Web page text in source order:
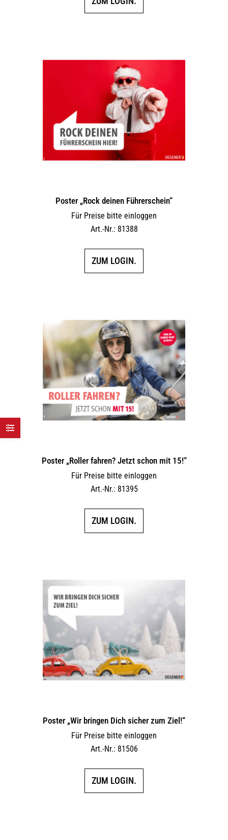
Poster „Rock deinen Führerschein“
Für Preise bitte einloggen
Art.-Nr.: 81388
ZUM LOGIN.
Poster „Roller fahren? Jetzt schon mit 15!“
Für Preise bitte einloggen
Art.-Nr.: 81395
ZUM LOGIN.
Poster „Wir bringen Dich sicher zum Ziel!“
Für Preise bitte einloggen
Art.-Nr.: 81506
ZUM LOGIN.